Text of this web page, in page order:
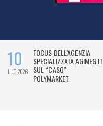
10
LUG 2026
FOCUS DELL’AGENZIA
SPECIALIZZATA AGIMEG.IT
SUL “CASO”
POLYMARKET.